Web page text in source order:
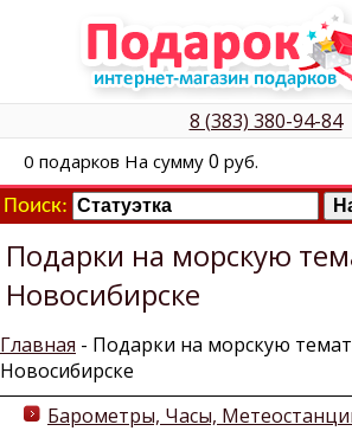
8 (383) 380-94-84
0 подарков На сумму 0 руб.
Поиск:
Подарки на морскую
Новосибирске
Главная - Подарки на морскую
Новосибирске
Барометры, Часы,